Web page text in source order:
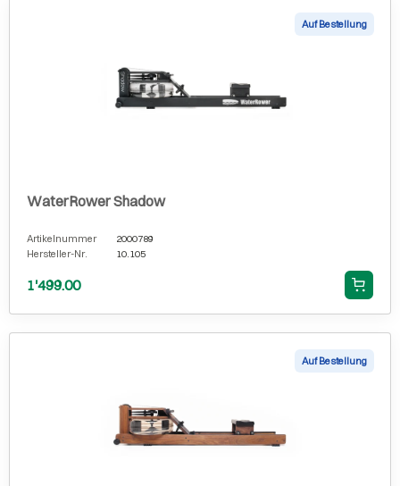
Auf Bestellung
WaterRower Shadow
Artikelnummer
2000789
Hersteller-Nr.
10.105
1'499.00
Auf Bestellung